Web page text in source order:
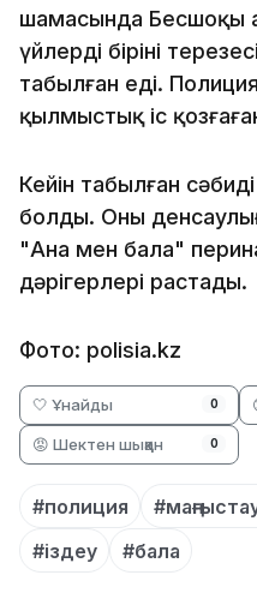
шамасында Бесшоқы
үйлердің бірінің
табылған еді.
қылмыстық іс
Кейін табылған
болды. Оның
"Ана мен бала"
дәрігерлері растады.
Фото: polisia.kz
🤍 Ұнайды 0
😡 Шектен шыққан 0
#полиция
#іздеу
#бала